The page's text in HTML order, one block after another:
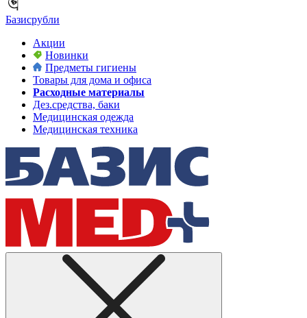
Базисрубли
Акции
Новинки
Предметы гигиены
Товары для дома и офиса
Расходные материалы
Дез.средства, баки
Медицинская одежда
Медицинская техника